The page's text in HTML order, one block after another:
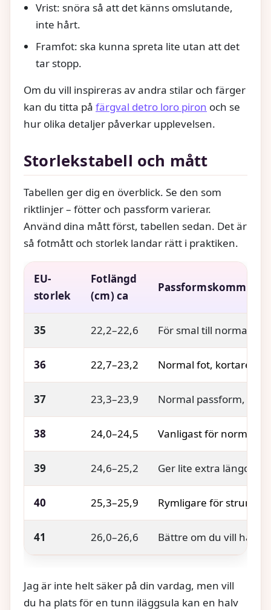
Vrist: snöra så att det känns omslutande,
inte hårt.
Framfot: ska kunna spreta lite utan att det
tar stopp.
Om du vill inspireras av andra stilar och färger
kan du titta på färgval detro loro piron och se
hur olika detaljer påverkar upplevelsen.
Storlekstabell och mått
Tabellen ger dig en överblick. Se den som
riktlinjer – fötter och passform varierar.
Använd dina mått först, tabellen sedan. Det är
så fotmått och storlek landar rätt i praktiken.
EU-
storlek
Fotlängd
(cm) ca
35 22,2–22,6 För smal till normal fot
36 22,7–23,2 Normal fot, kortare
37 23,3–23,9 Normal passform,
38 24,0–24,5 Vanligast för normal fot
39 24,6–25,2 Ger lite extra längd
40 25,3–25,9 Rymligare för strumpor
41 26,0–26,6 Bättre om du vill ha
Jag är inte helt säker på din vardag, men vill
du ha plats för en tunn iläggsula kan en halv